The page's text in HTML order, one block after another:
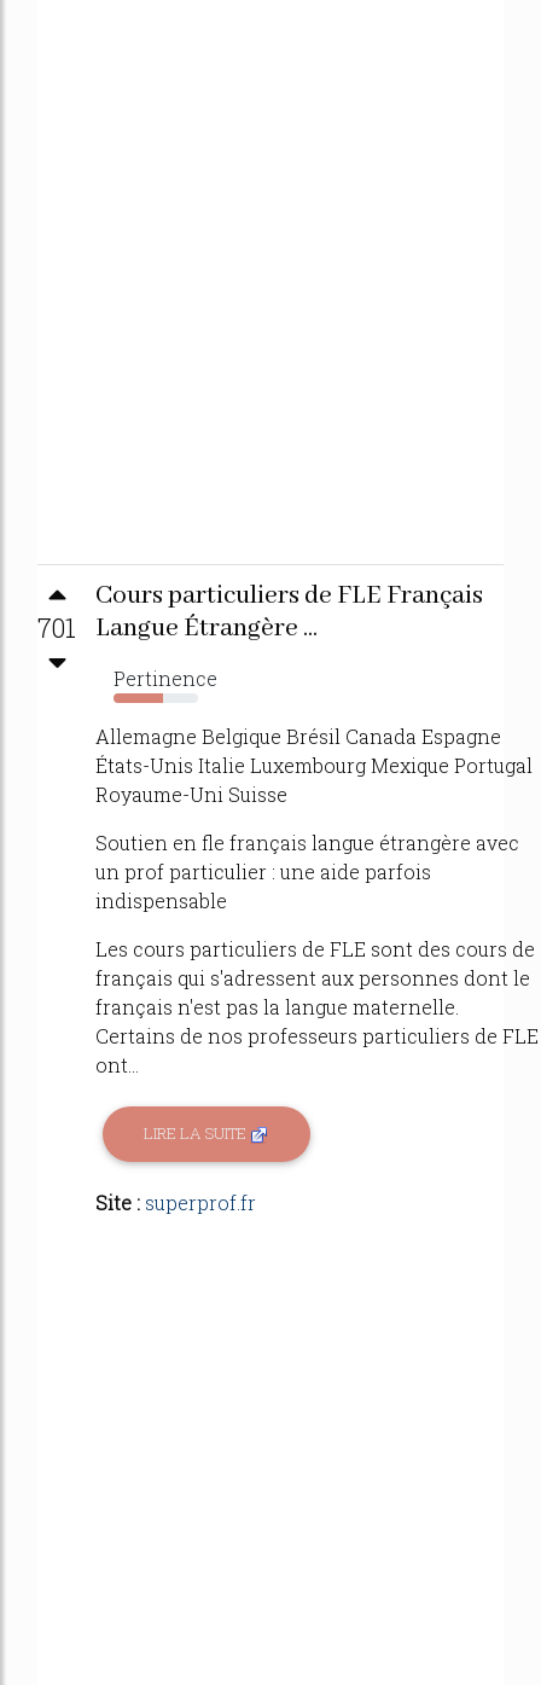
701
Cours particuliers de FLE Français
Langue Étrangère ...
Pertinence
58%
Allemagne Belgique Brésil Canada Espagne
États-Unis Italie Luxembourg Mexique Portugal
Royaume-Uni Suisse
Soutien en fle français langue étrangère avec
un prof particulier : une aide parfois
indispensable
Les cours particuliers de FLE sont des cours de
français qui s'adressent aux personnes dont le
français n'est pas la langue maternelle.
Certains de nos professeurs particuliers de FLE
ont...
LIRE LA SUITE
Site : superprof.fr